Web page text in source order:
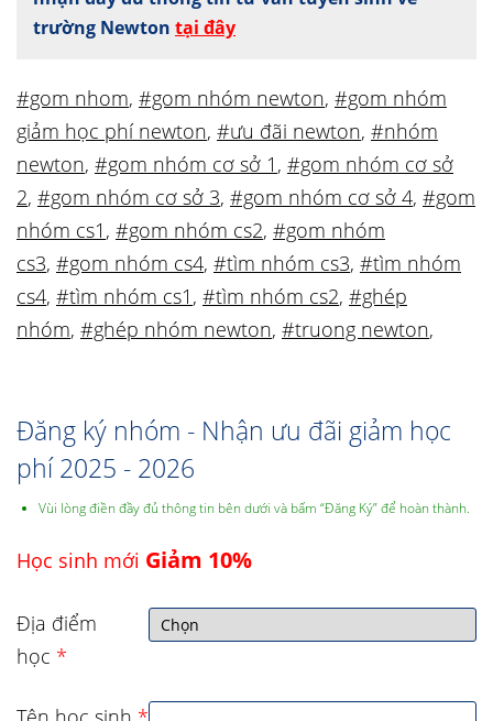
trường Newton tại đây
#gom nhom, #gom nhóm newton, #gom nhóm
giảm học phí newton, #ưu đãi newton, #nhóm
newton, #gom nhóm cơ sở 1 , #gom nhóm cơ sở
2, #gom nhóm cơ sở 3, #gom nhóm cơ sở 4, #gom
nhóm cs1 , #gom nhóm cs2, #gom nhóm
cs3, #gom nhóm cs4, #tìm nhóm cs3, #tìm nhóm
cs4, #tìm nhóm cs1 , #tìm nhóm cs2, #ghép
nhóm, #ghép nhóm newton, #truong newton,
Đăng ký nhóm - Nhận ưu đãi giảm học
phí 2025 - 2026
Vùi lòng điền đầy đủ thông tin bên dưới và bấm “Đăng Ký” để hoàn thành.
Học sinh mới Giảm 10%
Địa điểm
học *